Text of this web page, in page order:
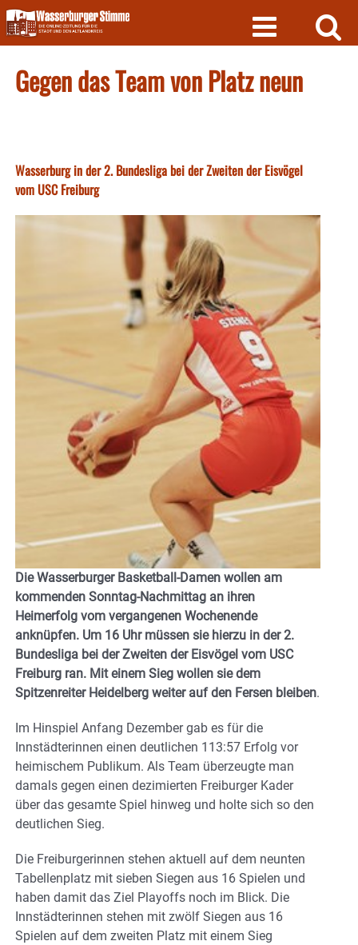
Skip
to
content
Gegen das Team von Platz neun
Wasserburg in der 2. Bundesliga bei der Zweiten der Eisvögel
vom USC Freiburg
Die Wasserburger Basketball-Damen wollen am
kommenden Sonntag-Nachmittag an ihren
Heimerfolg vom vergangenen Wochenende
anknüpfen. Um 16 Uhr müssen sie hierzu in der 2.
Bundesliga bei der Zweiten der Eisvögel vom USC
Freiburg ran. Mit einem Sieg wollen sie dem
Spitzenreiter Heidelberg weiter auf den Fersen bleiben.
Im Hinspiel Anfang Dezember gab es für die
Innstädterinnen einen deutlichen 113:57 Erfolg vor
heimischem Publikum. Als Team überzeugte man
damals gegen einen dezimierten Freiburger Kader
über das gesamte Spiel hinweg und holte sich so den
deutlichen Sieg.
Die Freiburgerinnen stehen aktuell auf dem neunten
Tabellenplatz mit sieben Siegen aus 16 Spielen und
haben damit das Ziel Playoffs noch im Blick. Die
Innstädterinnen stehen mit zwölf Siegen aus 16
Spielen auf dem zweiten Platz mit einem Sieg